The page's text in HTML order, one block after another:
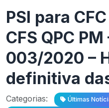
PSI para
CFS QPC PM
003/2020 –
definitiva
Categorias:
Últimas